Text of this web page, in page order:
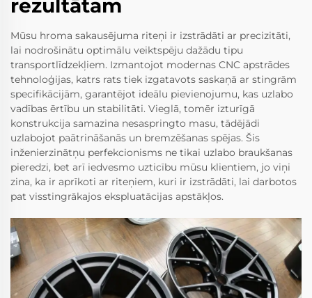
rezultātam
Mūsu hroma sakausējuma riteņi ir izstrādāti ar precizitāti,
lai nodrošinātu optimālu veiktspēju dažādu tipu
transportlīdzekļiem. Izmantojot modernas CNC apstrādes
tehnoloģijas, katrs rats tiek izgatavots saskaņā ar stingrām
specifikācijām, garantējot ideālu pievienojumu, kas uzlabo
vadības ērtību un stabilitāti. Vieglā, tomēr izturīgā
konstrukcija samazina nesaspringto masu, tādējādi
uzlabojot paātrināšanās un bremzēšanas spējas. Šis
inženierzinātņu perfekcionisms ne tikai uzlabo braukšanas
pieredzi, bet arī iedvesmo uzticību mūsu klientiem, jo viņi
zina, ka ir aprīkoti ar riteņiem, kuri ir izstrādāti, lai darbotos
pat visstingrākajos ekspluatācijas apstākļos.